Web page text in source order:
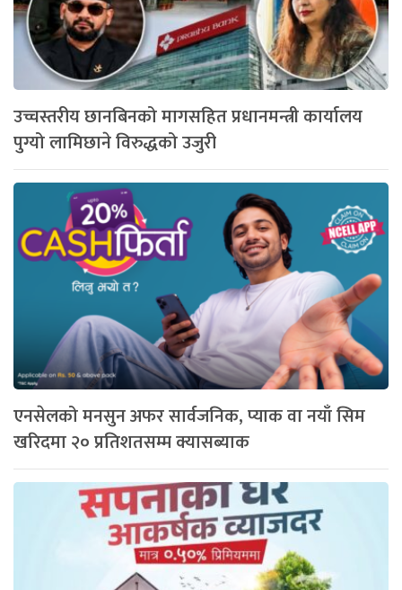
उच्चस्तरीय छानबिनको मागसहित प्रधानमन्त्री कार्यालय
पुग्यो लामिछाने विरुद्धको उजुरी
एनसेलको मनसुन अफर सार्वजनिक, प्याक वा नयाँ सिम
खरिदमा २० प्रतिशतसम्म क्यासब्याक